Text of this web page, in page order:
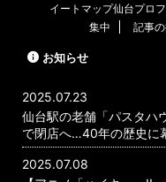
イートマップ仙台プロ
集中
記事
お知らせ
2025.07.23
仙台駅の老舗「パスタハ
で閉店へ…40年の歴史に
2025.07.08